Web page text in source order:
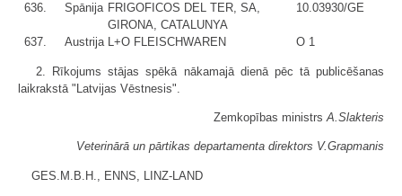
636.
Spānija FRIGOFICOS DEL TER, SA,
10.03930/GE
GIRONA, CATALUNYA
637.
Austrija L+O FLEISCHWAREN O 1
2. Rīkojums stājas spēkā nākamajā dienā pēc tā publicēšanas
laikrakstā "Latvijas Vēstnesis".
Zemkopības ministrsA.Slakteris
Veterinārā un pārtikas departamenta direktors V.Grapmanis
GES.M.B.H., ENNS, LINZ-LAND